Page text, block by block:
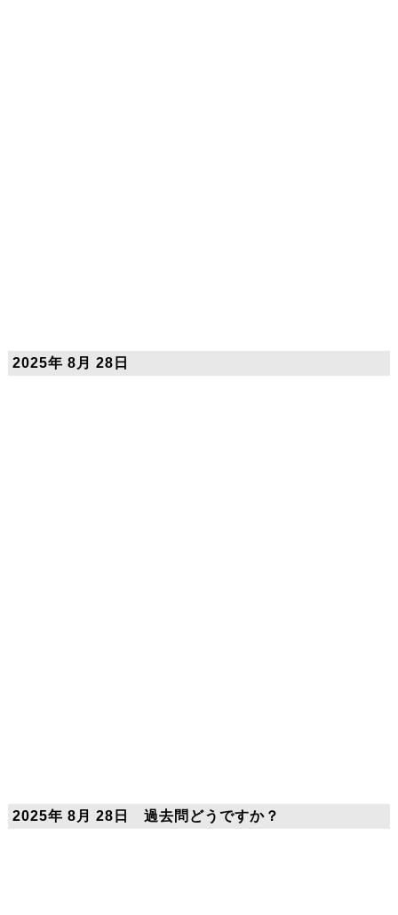
2025年 8月 28日
2025年 8月 28日 過去問どうですか？